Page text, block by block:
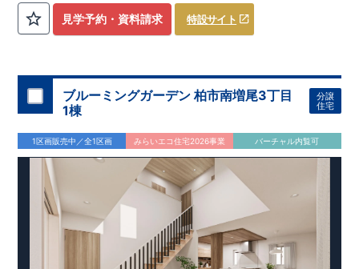
見学予約・資料請求 特設サイト
ブルーミングガーデン 柏市南増尾3丁目
1棟
分譲
住宅
1区画販売中／全1区画 みらいエコ住宅2026事業 バーチャル内覧可